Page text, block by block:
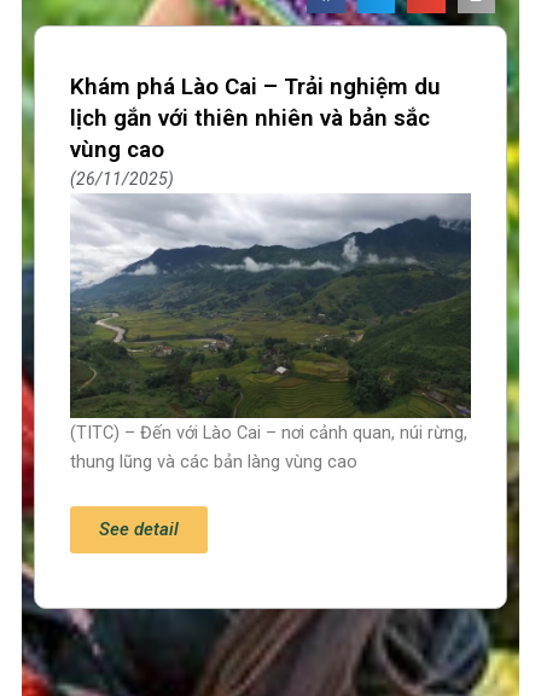
Trang chủ
Khám phá Lào Cai – Trải nghiệm du
lịch gắn với thiên nhiên và bản sắc
vùng cao
26/11/2025
(TITC) – Đến với Lào Cai – nơi cảnh quan, núi rừng,
thung lũng và các bản làng vùng cao
See detail